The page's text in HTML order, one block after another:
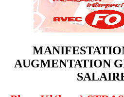
AUGMENTATION